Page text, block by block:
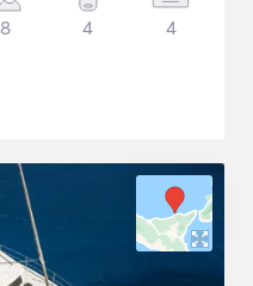
8 4 4